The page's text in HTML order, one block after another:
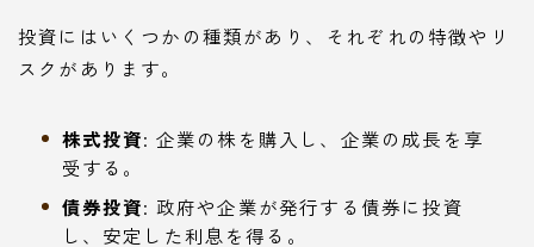
投資にはいくつかの種類があり、それぞれの特徴やリ
スクがあります。
株式投資: 企業の株を購入し、企業の成長を享
受する。
債券投資: 政府や企業が発行する債券に投資
し、安定した利息を得る。